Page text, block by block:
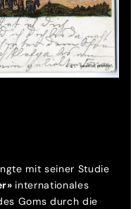
mit seiner Studie
internationales
Goms durch die